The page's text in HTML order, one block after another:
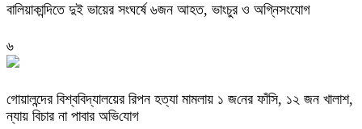
বালিয়াকান্দিতে দুই ভায়ের সংঘর্ষে ৬জন আহত, ভাংচুর ও অগ্নিসংযোগ
৬
গোয়ালন্দের বিশ্ব‌বিদ্যালয়ের রিপন হত্যা মামলায় ১ জ‌নের ফাঁসি, ১২ জন খালাশ,
ন্যায় বিচার না পাবার অভি‌যোগ